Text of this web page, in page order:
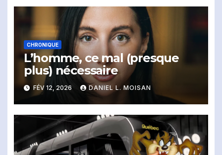
CHRONIQUE
L’homme, ce mal (presque
plus) nécessaire
FÉV 12, 2026 DANIEL L. MOISAN